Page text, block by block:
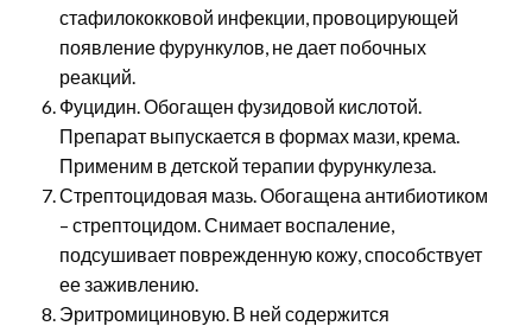
стафилококковой инфекции, провоцирующей
появление фурункулов, не дает побочных
реакций.
Фуцидин. Обогащен фузидовой кислотой.
Препарат выпускается в формах мази, крема.
Применим в детской терапии фурункулеза.
Стрептоцидовая мазь. Обогащена антибиотиком
– стрептоцидом. Снимает воспаление,
подсушивает поврежденную кожу, способствует
ее заживлению.
Эритромициновую. В ней содержится